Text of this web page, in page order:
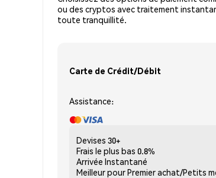
ou des cryptos avec traitement
toute tranquillité.
Carte de Crédit/Débit
Assistance:
Devises 30+
Frais le plus bas 0.8%
Arrivée Instantané
Meilleur pourPremier achat/Petits